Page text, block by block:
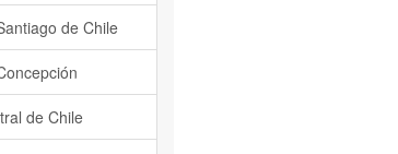
de Chile
de Chile